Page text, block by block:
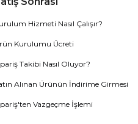
Hizmeti Nasıl Çalışır?
Kurulumu Ücreti
Takibi Nasıl Oluyor?
Alınan Ürünün İndirime Girmesi
Vazgeçme İşlemi